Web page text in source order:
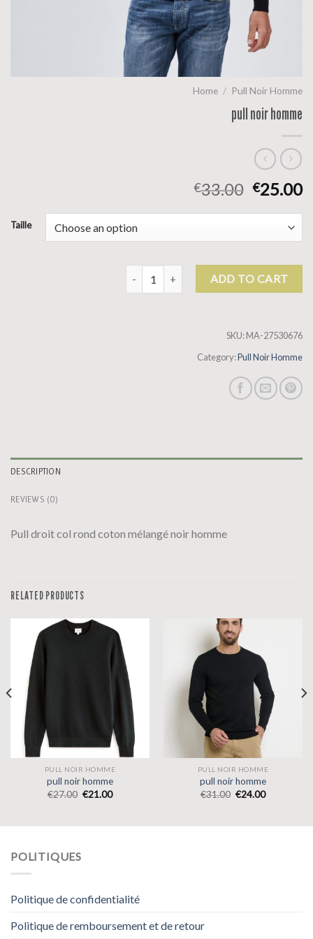
Home / Pull Noir Homme
pull noir homme
€33.00 €25.00
Taille
pull noir homme quantityADD TO CART
SKU:MA-27530676
Category:Pull Noir Homme
DESCRIPTION
REVIEWS (0)
Pull droit col rond coton mélangé noir homme
RELATED PRODUCTS
PULL NOIR HOMME
pull noir homme
€27.00 €21.00
PULL NOIR HOMME
pull noir homme
€31.00 €24.00
POLITIQUES
Politique de confidentialité
Politique de remboursement et de retour